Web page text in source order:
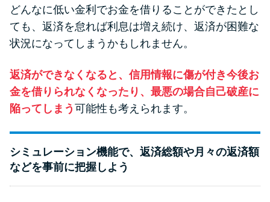
どんなに低い金利でお金を借りることができたとし
ても、返済を怠れば利息は増え続け、返済が困難な
状況になってしまうかもしれません。
返済ができなくなると、信用情報に傷が付き今後お
金を借りられなくなったり、最悪の場合自己破産に
陥ってしまう 可能性も考えられます。
シミュレーション機能で、返済総額や月々の返済額
などを事前に把握しよう